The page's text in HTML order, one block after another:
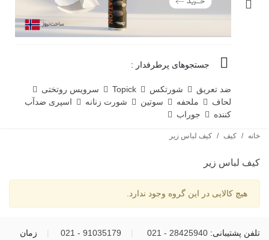
جستجوهای پرطرفدار :
ضد تعریق شورتکس Topick
سرویس روتختی
لحاف
ملحفه سوتین شورت زنانه
اسپری ضدآب
کننده
جوراب
خانه / کیف / کیف لباس زیر
کیف لباس زیر
هیچ کالایی در این گروه وجود ندارد.
تلفن پشتیبانی: 28425940 - 021
91035179 - 021
زمان